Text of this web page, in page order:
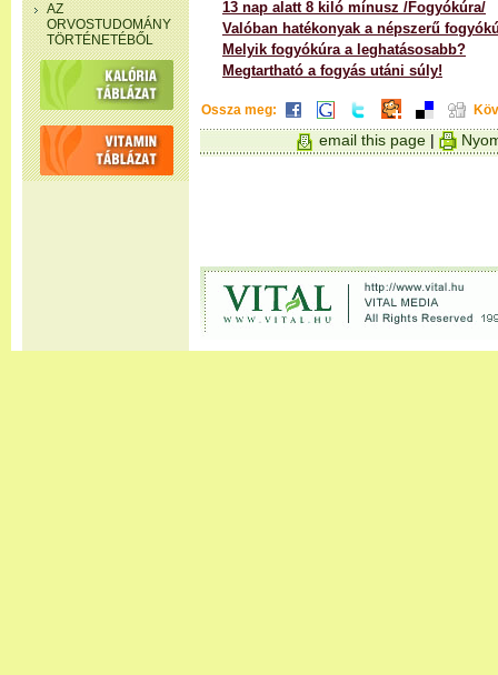
AZ
ORVOSTUDOMÁNY
TÖRTÉNETÉBŐL
13 nap alatt 8 kiló mínusz /Fogyókúra/
Valóban hatékonyak a népszerű
Melyik fogyókúra a leghatásosabb?
Megtartható a fogyás utáni súly!
Ossza meg:
email this page |